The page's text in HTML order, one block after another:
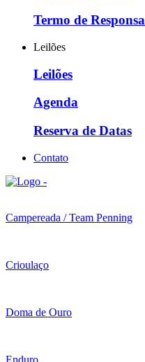
Termo de
Leilões
Leilões
Agenda
Reserva de Datas
Contato
Campereada / Team Penning
Crioulaço
Doma de Ouro
Enduro